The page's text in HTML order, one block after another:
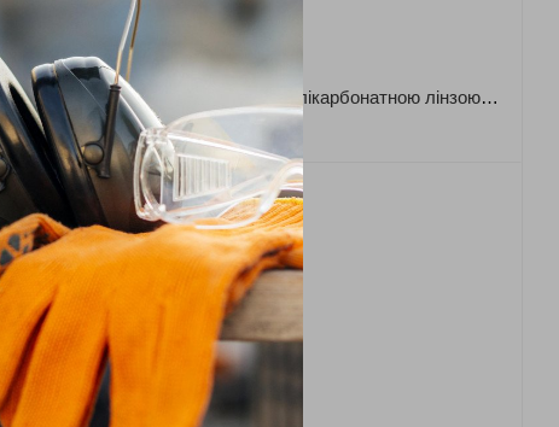
Окуляри GG6001NSGAF закриті з покриттям 3М Scotchgard
Артикул: 7100146292
Окуляри закриті з полікарбонатною лінзою 2891-SGAF-EU 3М Scotchgard (K&N)
1 272 грн